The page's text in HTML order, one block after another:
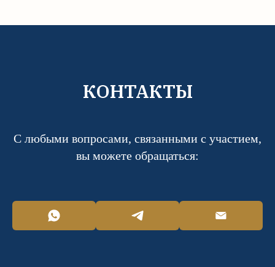
КОНТАКТЫ
С любыми вопросами, связанными с участием,
вы можете обращаться: